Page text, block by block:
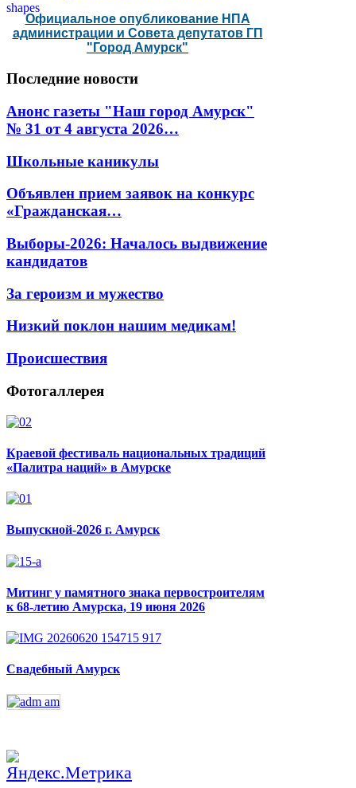
Официальное опубликование НПА
администрации и Совета депутатов ГП
"Город Амурск"
Последние новости
Анонс газеты "Наш город Амурск"
№ 31 от 4 августа 2026…
Школьные каникулы
Объявлен прием заявок на конкурс
«Гражданская…
Выборы-2026: Началось выдвижение
кандидатов
За героизм и мужество
Низкий поклон нашим медикам!
Происшествия
Фотогаллерея
Краевой фестиваль национальных традиций
«Палитра наций» в Амурске
Выпускной-2026 г. Амурск
Митинг у памятного знака первостроителям
к 68-летию Амурска, 19 июня 2026
Свадебный Амурск